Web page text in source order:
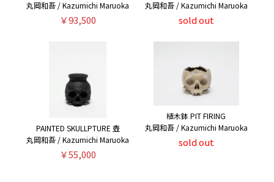
丸岡和吾 / Kazumichi Maruoka
￥93,500
丸岡和吾 / Kazumichi Maruoka
sold out
PAINTED SKULLPTURE 壺
丸岡和吾 / Kazumichi Maruoka
￥55,000
植木鉢 PIT FIRING
丸岡和吾 / Kazumichi Maruoka
sold out